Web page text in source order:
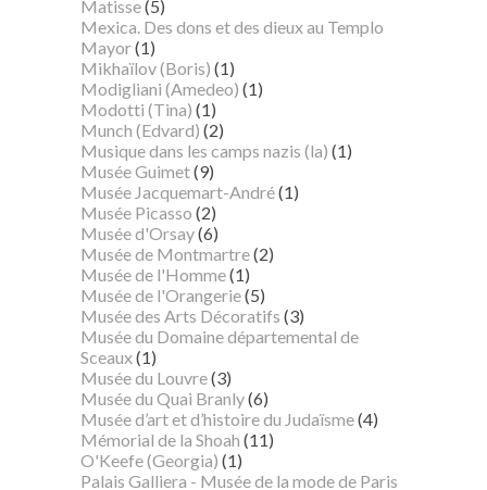
Matisse(5)
Mexica. Des dons et des dieux au Templo
Mayor(1)
Mikhaïlov (Boris) (1)
Modigliani (Amedeo) (1)
Modotti (Tina) (1)
Munch (Edvard) (2)
Musique dans les camps nazis (la) (1)
Musée Guimet(9)
Musée Jacquemart-André(1)
Musée Picasso (2)
Musée d'Orsay(6)
Musée de Montmartre(2)
Musée de l'Homme(1)
Musée de l'Orangerie(5)
Musée des Arts Décoratifs (3)
Musée du Domaine départemental de
Sceaux(1)
Musée du Louvre(3)
Musée du Quai Branly(6)
Musée d’art et d’histoire du Judaïsme(4)
Mémorial de la Shoah (11)
O'Keefe (Georgia) (1)
Palais Galliera - Musée de la mode de Paris